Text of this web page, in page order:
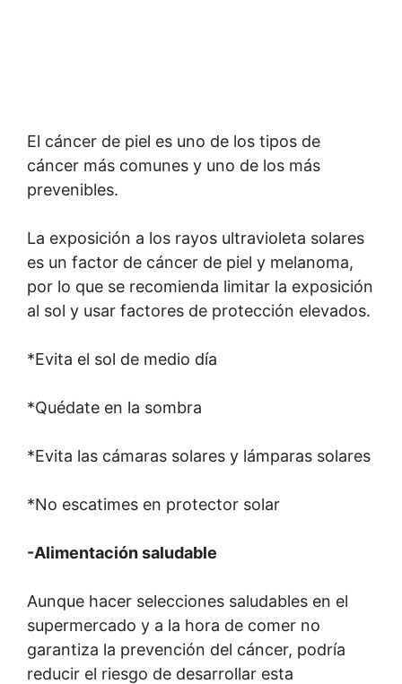
El cáncer de piel es uno de los tipos de
cáncer más comunes y uno de los más
prevenibles.
La exposición a los rayos ultravioleta solares
es un factor de cáncer de piel y melanoma,
por lo que se recomienda limitar la exposición
al sol y usar factores de protección elevados.
*Evita el sol de medio día
*Quédate en la sombra
*Evita las cámaras solares y lámparas solares
*No escatimes en protector solar
-Alimentación saludable
Aunque hacer selecciones saludables en el
supermercado y a la hora de comer no
garantiza la prevención del cáncer, podría
reducir el riesgo de desarrollar esta